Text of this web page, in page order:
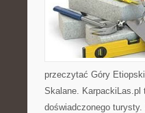
przeczytać Góry
Skalane. KarpackiLas.pl
doświadczonego